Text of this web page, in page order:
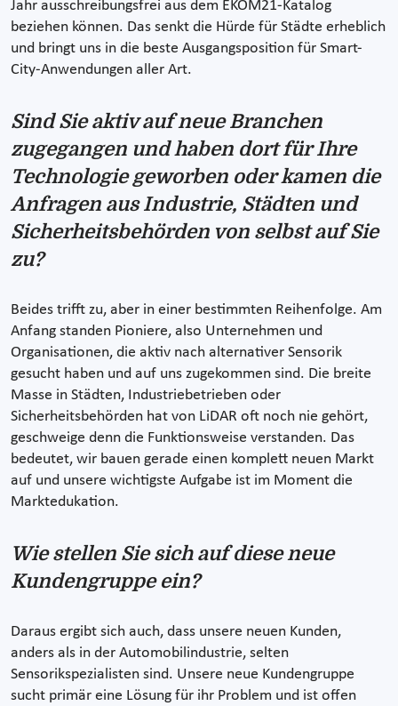
Jahr ausschreibungsfrei aus dem EKOM21-Katalog
beziehen können. Das senkt die Hürde für Städte erheblich
und bringt uns in die beste Ausgangsposition für Smart-
City-Anwendungen aller Art.
Sind Sie aktiv auf neue Branchen
zugegangen und haben dort für Ihre
Technologie geworben oder kamen die
Anfragen aus Industrie, Städten und
Sicherheitsbehörden von selbst auf Sie
zu?
Beides trifft zu, aber in einer bestimmten Reihenfolge. Am
Anfang standen Pioniere, also Unternehmen und
Organisationen, die aktiv nach alternativer Sensorik
gesucht haben und auf uns zugekommen sind. Die breite
Masse in Städten, Industriebetrieben oder
Sicherheitsbehörden hat von LiDAR oft noch nie gehört,
geschweige denn die Funktionsweise verstanden. Das
bedeutet, wir bauen gerade einen komplett neuen Markt
auf und unsere wichtigste Aufgabe ist im Moment die
Marktedukation.
Wie stellen Sie sich auf diese neue
Kundengruppe ein?
Daraus ergibt sich auch, dass unsere neuen Kunden,
anders als in der Automobilindustrie, selten
Sensorikspezialisten sind. Unsere neue Kundengruppe
sucht primär eine Lösung für ihr Problem und ist offen